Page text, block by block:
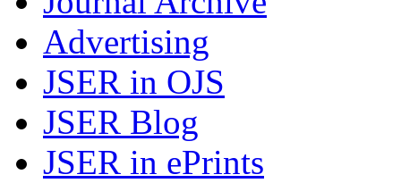
Advertising
JSER in OJS
JSER Blog
JSER in ePrints